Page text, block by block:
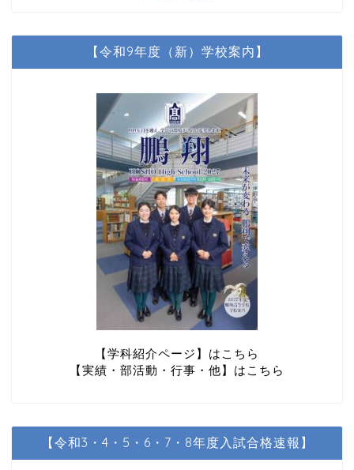
【令和9年度（新）学校案内】
【学科紹介ページ】はこちら
【実績・部活動・行事・他】はこちら
【令和3・4・5・6・7・8年度入試合格速報】